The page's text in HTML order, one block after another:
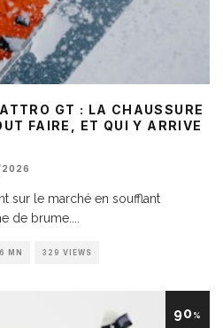
GT : LA CHAUSSURE
FAIRE, ET QUI Y ARRIVE
sur le marché en soufflant
de brume.
MN 329 VIEWS
90%